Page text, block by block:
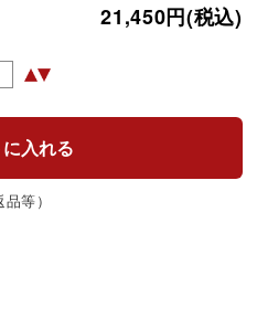
21,450円(税込)
等）